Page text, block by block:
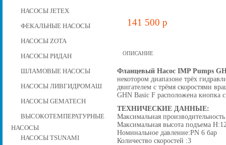
НАСОСЫ JETEX
ФЕКАЛЬНЫЕ НАСОСЫ
НАСОСЫ ZOTA
НАСОСЫ РИДАН
ШЛАМОВЫЕ НАСОСЫ
НАСОСЫ ЛИВГИДРОМАШ
НАСОСЫ GEMATECH
ВЫСОКОТЕМПЕРАТУРНЫЕ
НАСОСЫ
НАСОСЫ TSUNAMI
141 500 p
ОПИСАНИЕ
Фланцевый Насос IMP Pumps
некотором диапазоне трёх
двигателем с трёмя скоростями
GHN Basic F расположена кнопка
ТЕХНИЧЕСКИЕ ДАННЫЕ:
Максимальная
Максимальная высота подъема
Номинальное давление:PN 6 бар
Количество скоростей :3